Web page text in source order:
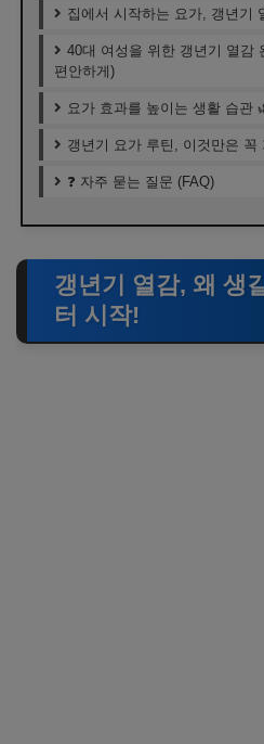
집에서 시작하는 요가, 갱년기
40대 여성을 위한 갱년기 열감
편안하게)
요가 효과를 높이는 생활 습관
갱년기 요가 루틴, 이것만은 꼭
❓ 자주 묻는 질문 (FAQ)
갱년기 열감, 왜 생
터 시작!